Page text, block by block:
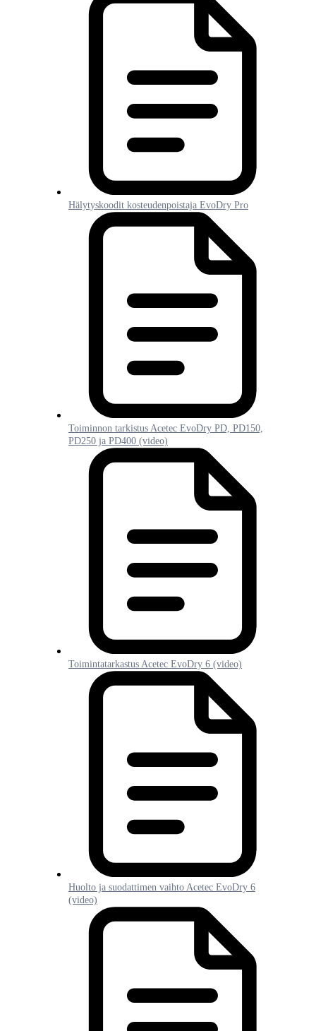
Hälytyskoodit kosteudenpoistaja EvoDry Pro
Toiminnon tarkistus Acetec EvoDry PD, PD150,
PD250 ja PD400 (video)
Toimintatarkastus Acetec EvoDry 6 (video)
Huolto ja suodattimen vaihto Acetec EvoDry 6
(video)